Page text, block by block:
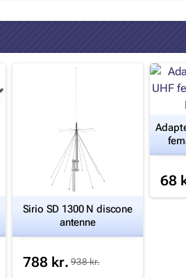
Sirio SD 1300 N discone
antenne
788 kr. 938 kr.
68